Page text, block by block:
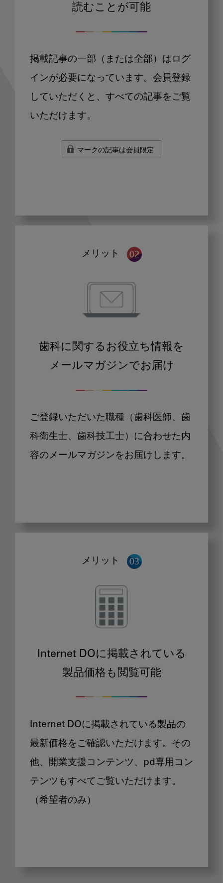
読むことが可能
掲載記事の一部（または全部）はログ
インが必要になっています。会員登録
していただくと、すべての記事をご覧
いただけます。
マークの記事は会員限定
メリット
歯科に関するお役立ち情報を
メールマガジンでお届け
ご登録いただいた職種（歯科医師、歯
科衛生士、歯科技工士）に合わせた内
容のメールマガジンをお届けします。
メリット
Internet DOに掲載されている
製品価格も閲覧可能
Internet DOに掲載されている製品の
最新価格をご確認いただけます。その
他、開業支援コンテンツ、pd専用コン
テンツもすべてご覧いただけます。
（希望者のみ）